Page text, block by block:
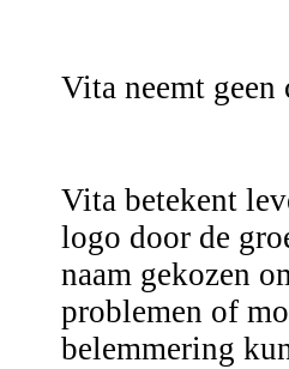
Vita neemt geen
Vita betekent
logo door de
naam gekozen
problemen of
belemmering